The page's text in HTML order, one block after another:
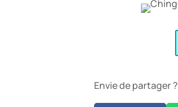
Envie de partager ?